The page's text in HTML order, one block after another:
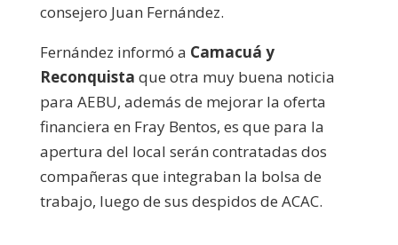
consejero Juan Fernández.
Fernández informó a Camacuá y
Reconquista que otra muy buena noticia
para AEBU, además de mejorar la oferta
financiera en Fray Bentos, es que para la
apertura del local serán contratadas dos
compañeras que integraban la bolsa de
trabajo, luego de sus despidos de ACAC.